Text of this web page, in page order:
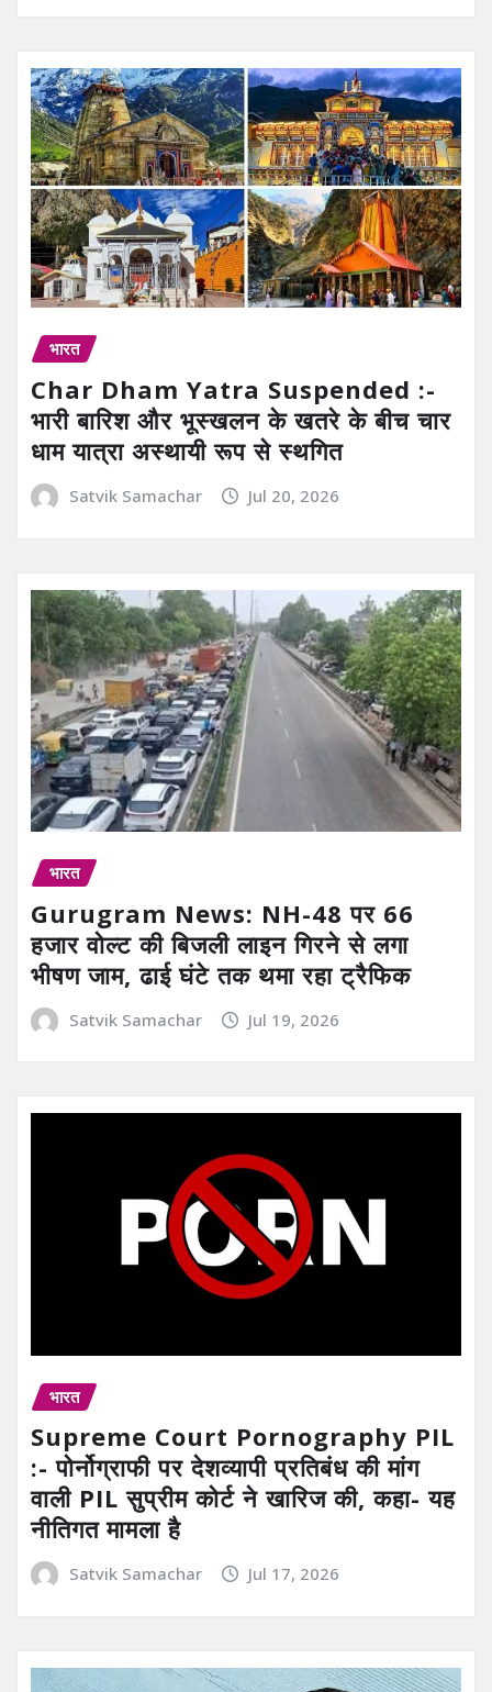
भारत
Char Dham Yatra Suspended :-
भारी बारिश और भूस्खलन के खतरे के बीच चार
धाम यात्रा अस्थायी रूप से स्थगित
Satvik Samachar Jul 20, 2026
भारत
Gurugram News: NH-48 पर 66
हजार वोल्ट की बिजली लाइन गिरने से लगा
भीषण जाम, ढाई घंटे तक थमा रहा ट्रैफिक
Satvik Samachar Jul 19, 2026
भारत
Supreme Court Pornography PIL
:- पोर्नोग्राफी पर देशव्यापी प्रतिबंध की मांग
वाली PIL सुप्रीम कोर्ट ने खारिज की, कहा- यह
नीतिगत मामला है
Satvik Samachar Jul 17, 2026